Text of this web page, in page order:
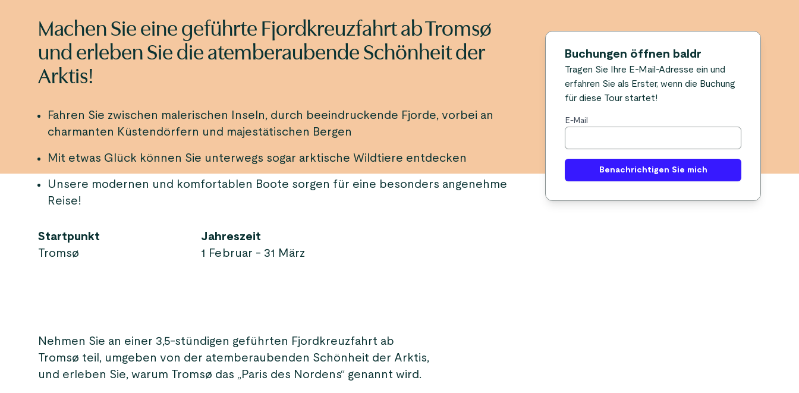
Machen Sie eine geführte Fjordkreuzfahrt ab Tromsø
und erleben Sie die atemberaubende Schönheit der
Arktis!
Fahren Sie zwischen malerischen Inseln, durch beeindruckende Fjorde, vorbei an
charmanten Küstendörfern und majestätischen Bergen
Mit etwas Glück können Sie unterwegs sogar arktische Wildtiere entdecken
Unsere modernen und komfortablen Boote sorgen für eine besonders angenehme
Reise!
Startpunkt
Tromsø
Jahreszeit
1 Februar - 31 März
Buchungen öffnen baldr
Tragen Sie Ihre E-Mail-Adresse ein und
erfahren Sie als Erster, wenn die Buchung
für diese Tour startet!
E-Mail
Benachrichtigen Sie mich
Nehmen Sie an einer 3,5-stündigen geführten Fjordkreuzfahrt ab
Tromsø teil, umgeben von der atemberaubenden Schönheit der Arktis,
und erleben Sie, warum Tromsø das „Paris des Nordens“ genannt wird.